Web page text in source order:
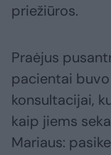
priežiūros.
Praėjus
pacientai
konsultacijai,
kaip jiems
Mariaus: